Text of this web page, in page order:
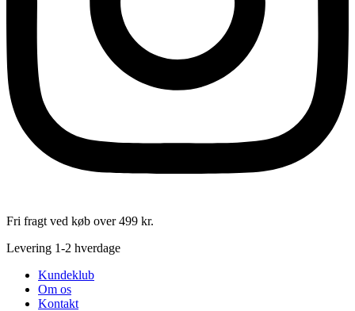
Fri fragt ved køb over 499 kr.
Levering 1-2 hverdage
Kundeklub
Om os
Kontakt